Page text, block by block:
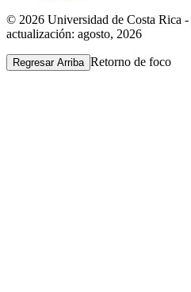
© 2026 Universidad de Costa Rica -
actualización: agosto, 2026
Regresar Arriba Retorno de foco